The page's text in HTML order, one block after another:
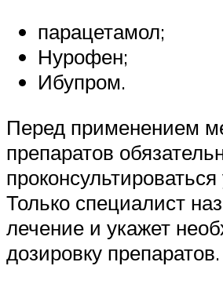
парацетамол;
Нурофен;
Ибупром.
Перед применением
препаратов
Только специалист
лечение и укажет
дозировку препаратов.